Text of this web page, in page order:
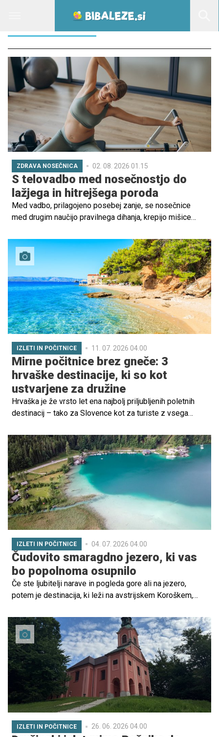
KOLESARJENJE
ZDRAVA NOSEČNICA 02. 08. 2026 01.15
S telovadbo med nosečnostjo do
lažjega in hitrejšega poroda
Med vadbo, prilagojeno posebej zanje, se nosečnice
med drugim naučijo pravilnega dihanja, krepijo mišice
manj bolečin in nosečniških tegob ter vsesplošno boljše
počutje. Prednost redne telovadbe pa je tudi lažje in
hitrejše okrevanje po porodu, ko je veliko nošenja, dojenja
in dvigovanja dojenčka.
IZLETI IN POČITNICE 11. 07. 2026 04.00
Mirne počitnice brez gneče: 3
hrvaške destinacije, ki so kot
ustvarjene za družine
Hrvaška je že vrsto let ena najbolj priljubljenih poletnih
destinacij – tako za Slovence kot za turiste z vsega
lepoti, so pogosto tudi zelo oblegani. Če si želite
družinskega oddiha, kjer boste lahko uživali brez stresa
in turističnih množic, potem razmislite o alternativi.
IZLETI IN POČITNICE 04. 07. 2026 04.00
Čudovito smaragdno jezero, ki vas
bo popolnoma osupnilo
Če ste ljubitelji narave in pogleda gore ali na jezero,
potem je destinacija, ki leži na avstrijskem Koroškem,
potep do čudovitega Belega jezera, ob katerem boste
napolnili svojo dušo in si ohladili stopala?
IZLETI IN POČITNICE 26. 06. 2026 04.00